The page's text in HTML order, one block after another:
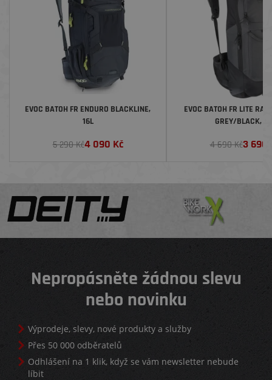
EVOC BATOH FR ENDURO BLACKLINE,
16L
5 290 Kč4 090 Kč
EVOC BATOH FR LITE
GREY/BLACK,
4 690 Kč3 690
Nepropásněte žádnou slevu
nebo novinku
Výprodeje, slevy, nové produkty a služby
Přes 50 000 odběratelů
Odhlášení na 1 klik, když se vám newsletter nebude
líbit